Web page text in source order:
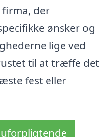
der
ønsker og
lige ved
til at træffe det
fest eller